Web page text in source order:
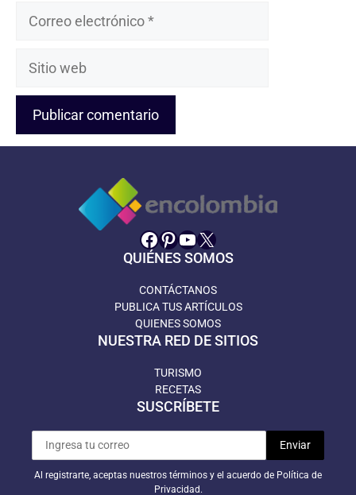
Sitio
Facebook
Pinterest
YouTube
X
QUIÉNES SOMOS
CONTÁCTANOS
PUBLICA TUS ARTÍCULOS
QUIENES SOMOS
NUESTRA RED DE SITIOS
TURISMO
RECETAS
SUSCRÍBETE
Al registrarte, aceptas nuestros términos y el acuerdo de Política de
Privacidad.